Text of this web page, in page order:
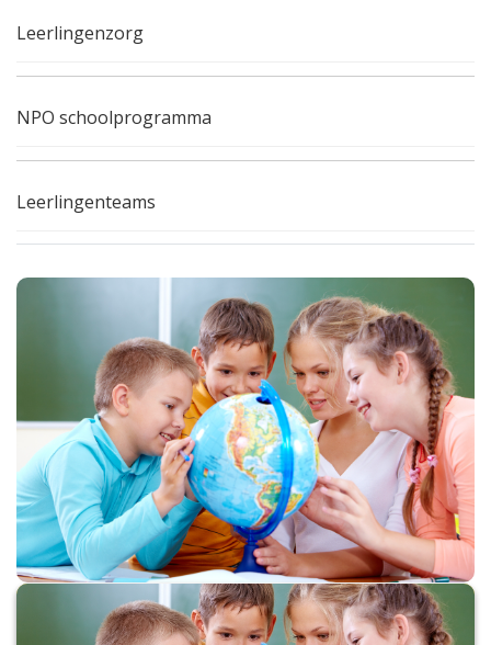
Leerlingenzorg
NPO schoolprogramma
Leerlingenteams